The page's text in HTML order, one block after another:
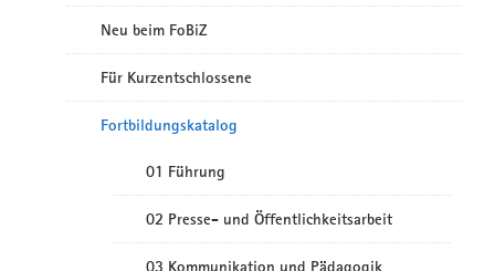
Neu beim FoBiZ
Für Kurzentschlossene
Fortbildungskatalog
01 Führung
02 Presse- und Öffentlichkeitsarbeit
03 Kommunikation und Pädagogik